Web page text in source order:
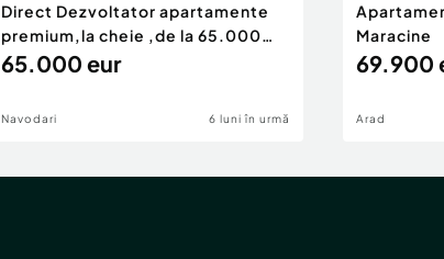
Direct Dezvoltator apartamente
premium,la cheie ,de la 65.000
eur
65.000 eur
Navodari 6 luni în urmă
Maracine
69.900
Arad